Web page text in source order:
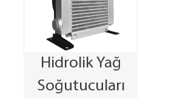
Hidrolik Yağ
Soğutucuları